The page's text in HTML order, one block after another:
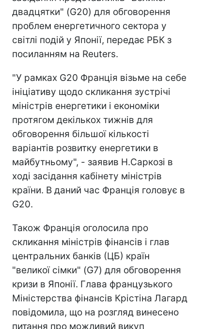
двадцятки" (G20) для обговорення
проблем енергетичного сектора у
світлі подій у Японії, передає РБК з
посиланням на Reuters.
"У рамках G20 Франція візьме на себе
ініціативу щодо скликання зустрічі
міністрів енергетики і економіки
протягом декількох тижнів для
обговорення більшої кількості
варіантів розвитку енергетики в
майбутньому", - заявив Н.Саркозі в
ході засідання кабінету міністрів
країни. В даний час Франція головує в
G20.
Також Франція оголосила про
скликання міністрів фінансів і глав
центральних банків (ЦБ) країн
"великої сімки" (G7) для обговорення
кризи в Японії. Глава французького
Міністерства фінансів Крістіна Лагард
повідомила, що на розгляд винесено
питання про можливий викуп